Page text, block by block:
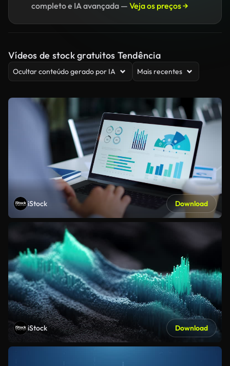
completo e IA avançada — Veja os preços →
Vídeos de stock gratuitos Tendência
Ocultar conteúdo gerado por IA Mais recentes
iStock Download
iStock Download